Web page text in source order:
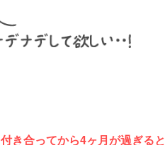
付き合ってから4ヶ月が過ぎると